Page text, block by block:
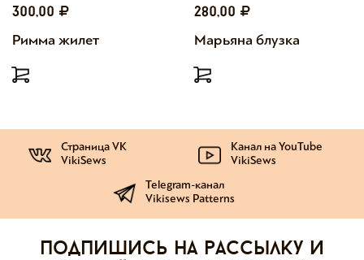
300,00
Римма жилет
280,00
Марьяна блузка
Страница VK
VikiSews
Канал на YouTube
VikiSews
Telegram-канал
Vikisews Patterns
Подпишись на рассылку и